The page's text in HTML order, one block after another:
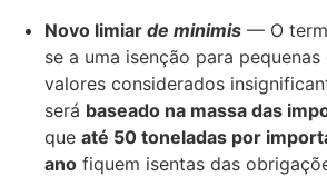
Novo limiar de minimis — O
se a uma isenção para
valores considerados
será baseado na massa das
que até 50 toneladas por
ano fiquem isentas das